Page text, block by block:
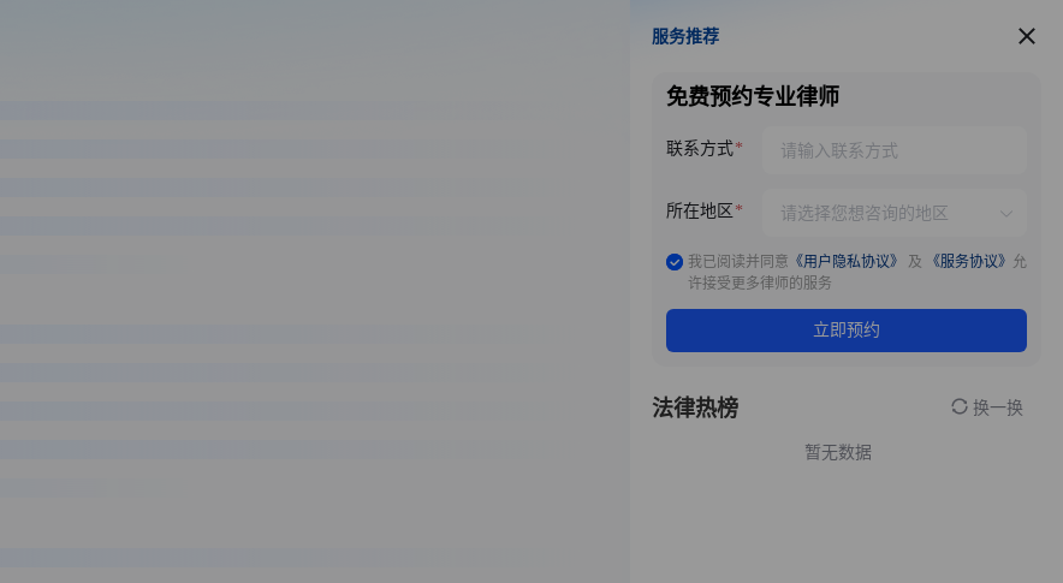
服务推荐
服务推荐
免费预约专业律师
联系方式
所在地区
我已阅读并同意 《用户隐私协议》 及 《服务协议》 允
许接受更多律师的服务
立即预约
法律热榜 换一换
暂无数据